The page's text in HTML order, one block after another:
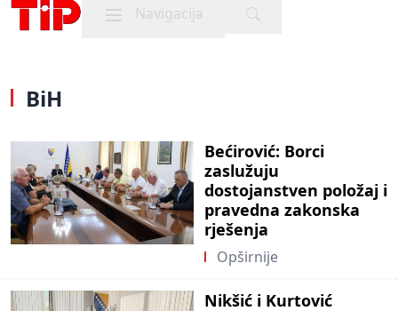
Mobile menu
Navigacija
BiH
Bećirović: Borci
zaslužuju
dostojanstven položaj i
pravedna zakonska
rješenja
Opširnije
Nikšić i Kurtović